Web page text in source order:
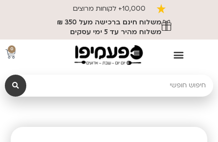
10,000+ לקוחות מרוצים
משלוח חינם ברכישה מעל 350 ₪
משלוח מהיר עד 5 ימי עסקים
0